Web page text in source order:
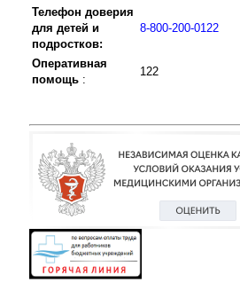
Телефон доверия
для детей и
подростков:
8-800-200-0122
Оперативная
помощь :
122